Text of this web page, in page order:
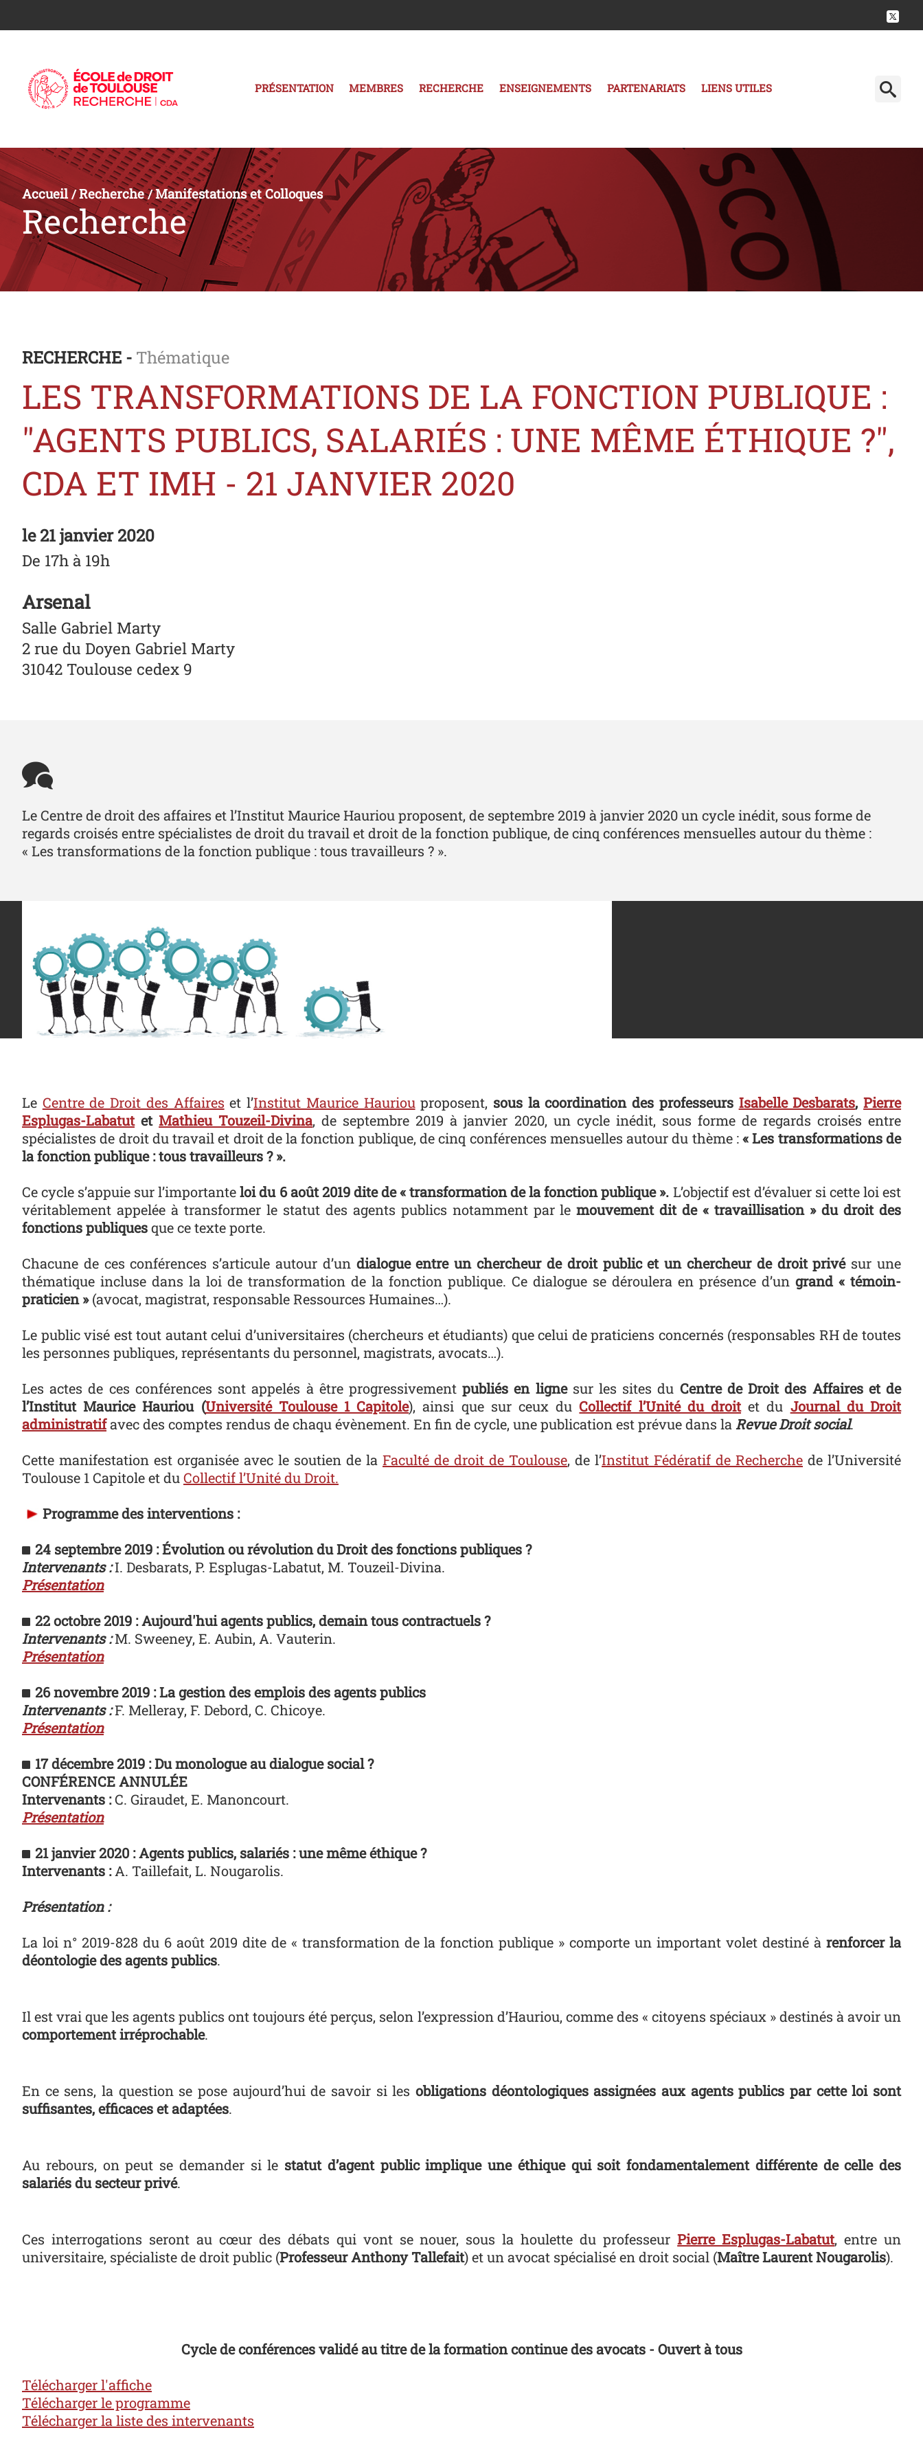
PRÉSENTATION MEMBRES RECHERCHE ENSEIGNEMENTS PARTENARIATS LIENS UTILES
Accueil/Recherche/Manifestations et Colloques
Recherche
RECHERCHE - Thématique
LES TRANSFORMATIONS DE LA FONCTION PUBLIQUE :
"AGENTS PUBLICS, SALARIÉS : UNE MÊME ÉTHIQUE ?",
CDA ET IMH - 21 JANVIER 2020
le21 janvier 2020
De 17h à 19h
Arsenal
Salle Gabriel Marty
2 rue du Doyen Gabriel Marty
31042 Toulouse cedex 9
Le Centre de droit des affaires et l’Institut Maurice Hauriou proposent, de septembre 2019 à janvier 2020 un cycle inédit, sous forme de
regards croisés entre spécialistes de droit du travail et droit de la fonction publique, de cinq conférences mensuelles autour du thème :
« Les transformations de la fonction publique : tous travailleurs ? ».
Le Centre de Droit des Affaires et l’Institut Maurice Hauriouproposent, sous la coordination des professeurs Isabelle Desbarats,Pierre
Esplugas-Labatutet Mathieu Touzeil-Divina, de septembre 2019 à janvier 2020, un cycle inédit, sous forme de regards croisés entre
spécialistes de droit du travail et droit de la fonction publique, de cinq conférences mensuelles autour du thème :« Les transformations de
la fonction publique : tous travailleurs ? ».
Ce cycle s’appuie sur l’importanteloi du 6 août 2019 dite de « transformation de la fonction publique ». L’objectif est d’évaluer si cette loi est
véritablement appelée à transformer le statut des agents publics notamment par lemouvement dit de « travaillisation » du droit des
fonctions publiquesque ce texte porte.
Chacune de ces conférences s’articule autour d’un dialogue entre un chercheur de droit public et un chercheur de droit privésur une
thématique incluse dans la loi de transformation de la fonction publique. Ce dialogue se déroulera en présence d’un grand « témoin-
praticien »(avocat, magistrat, responsable Ressources Humaines…).
Le public visé est tout autant celui d’universitaires (chercheurs et étudiants) que celui de praticiens concernés (responsables RH de toutes
les personnes publiques, représentants du personnel, magistrats, avocats…).
Les actes de ces conférences sont appelés à être progressivementpubliés en lignesur les sites du Centre de Droit des Affaires et de
l’Institut Maurice Hauriou (Université Toulouse 1 Capitole), ainsi que sur ceux duCollectif l’Unité du droitet du Journal du Droit
administratifavec des comptes rendus de chaqu évènement. En fin de cycle, une publication est prévue dans laRevue Droit social.
Cette manifestation est organisée avec le soutien de la Faculté de droit de Toulouse, de l’Institut Fédératif de Recherche de l’Université
Toulouse 1 Capitole et duCollectif l’Unité du Droit.
Photo
Programme des interventions :
24 septembre 2019 : Évolution ou révolution du Droit des fonctions publiques ?
Intervenants :I. Desbarats, P. Esplugas-Labatut, M. Touzeil-Divina.
Présentation
22 octobre 2019 :Aujourd'hui agents publics, demain tous contractuels ?
Intervenants :M. Sweeney, E. Aubin, A. Vauterin.
Présentation
26 novembre 2019 :La gestion des emplois des agents publics
Intervenants :F. Melleray, F. Debord, C. Chicoye.
Présentation
17 décembre 2019 :Du monologue au dialogue social ?
CONFÉRENCE ANNULÉE
Intervenants :C. Giraudet, E. Manoncourt.
Présentation
21 janvier 2020 :Agents publics, salariés : une même éthique ?
Intervenants :A. Taillefait, L. Nougarolis.
Présentation :
La loi n° 2019-828 du 6 août 2019 dite de « transformation de la fonction publique » comporte un important volet destiné àrenforcer la
déontologie des agents publics.
Il est vrai que les agents publics ont toujours été perçus, selon l’expression d’Hauriou, comme des « citoyens spéciaux » destinés à avoir un
comportement irréprochable.
En ce sens, la question se pose aujourd’hui de savoir si les obligations déontologiques assignées aux agents publics par cette loi sont
suffisantes, efficaces et adaptées.
Au rebours, on peut se demander si le statut d’agent public implique une éthique qui soit fondamentalement différente de celle des
salariés du secteur privé.
Ces interrogations seront au cœur des débats qui vont se nouer, sous la houlette du professeurPierre Esplugas-Labatut, entre un
universitaire, spécialiste de droit public (Professeur Anthony Tallefait) et un avocat spécialisé en droit social (Maître Laurent Nougarolis).
Cycle de conférences validé au titre de la formation continue des avocats - Ouvert à tous
Télécharger l'affiche
Télécharger le programme
Télécharger la liste des intervenants